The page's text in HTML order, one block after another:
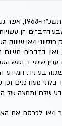
הסקירה כוללת תחזיות והערכות המהוות
הדברים הן
ו/או שיווק
ואין בדברים
אישי בנושא
בעתיד. המידע
מעודכנים וכן
שלם וממצה של
ו/או לפרסם את